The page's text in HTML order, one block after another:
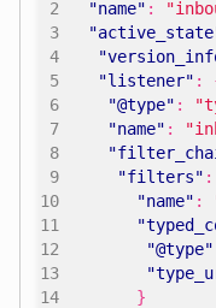
"name" :
"listener" :
"@type" :
"name" :
"filters" :
"name" :
"@type"
}